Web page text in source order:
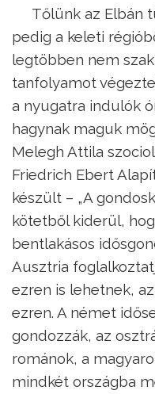
Tőlünk az Elbán
pedig a keleti
legtöbben nem
tanfolyamot
a nyugatra indulók
hagynak maguk
Melegh Attila
Friedrich Ebert
készült – „A
kötetből kiderül,
bentlakásos
Ausztria
ezren is lehetnek,
ezren. A német
gondozzák, az
románok, a
mindkét országba